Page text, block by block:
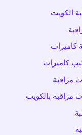
الكويت
كاميرات
كاميرات
مراقبة
مراقبة بالكويت